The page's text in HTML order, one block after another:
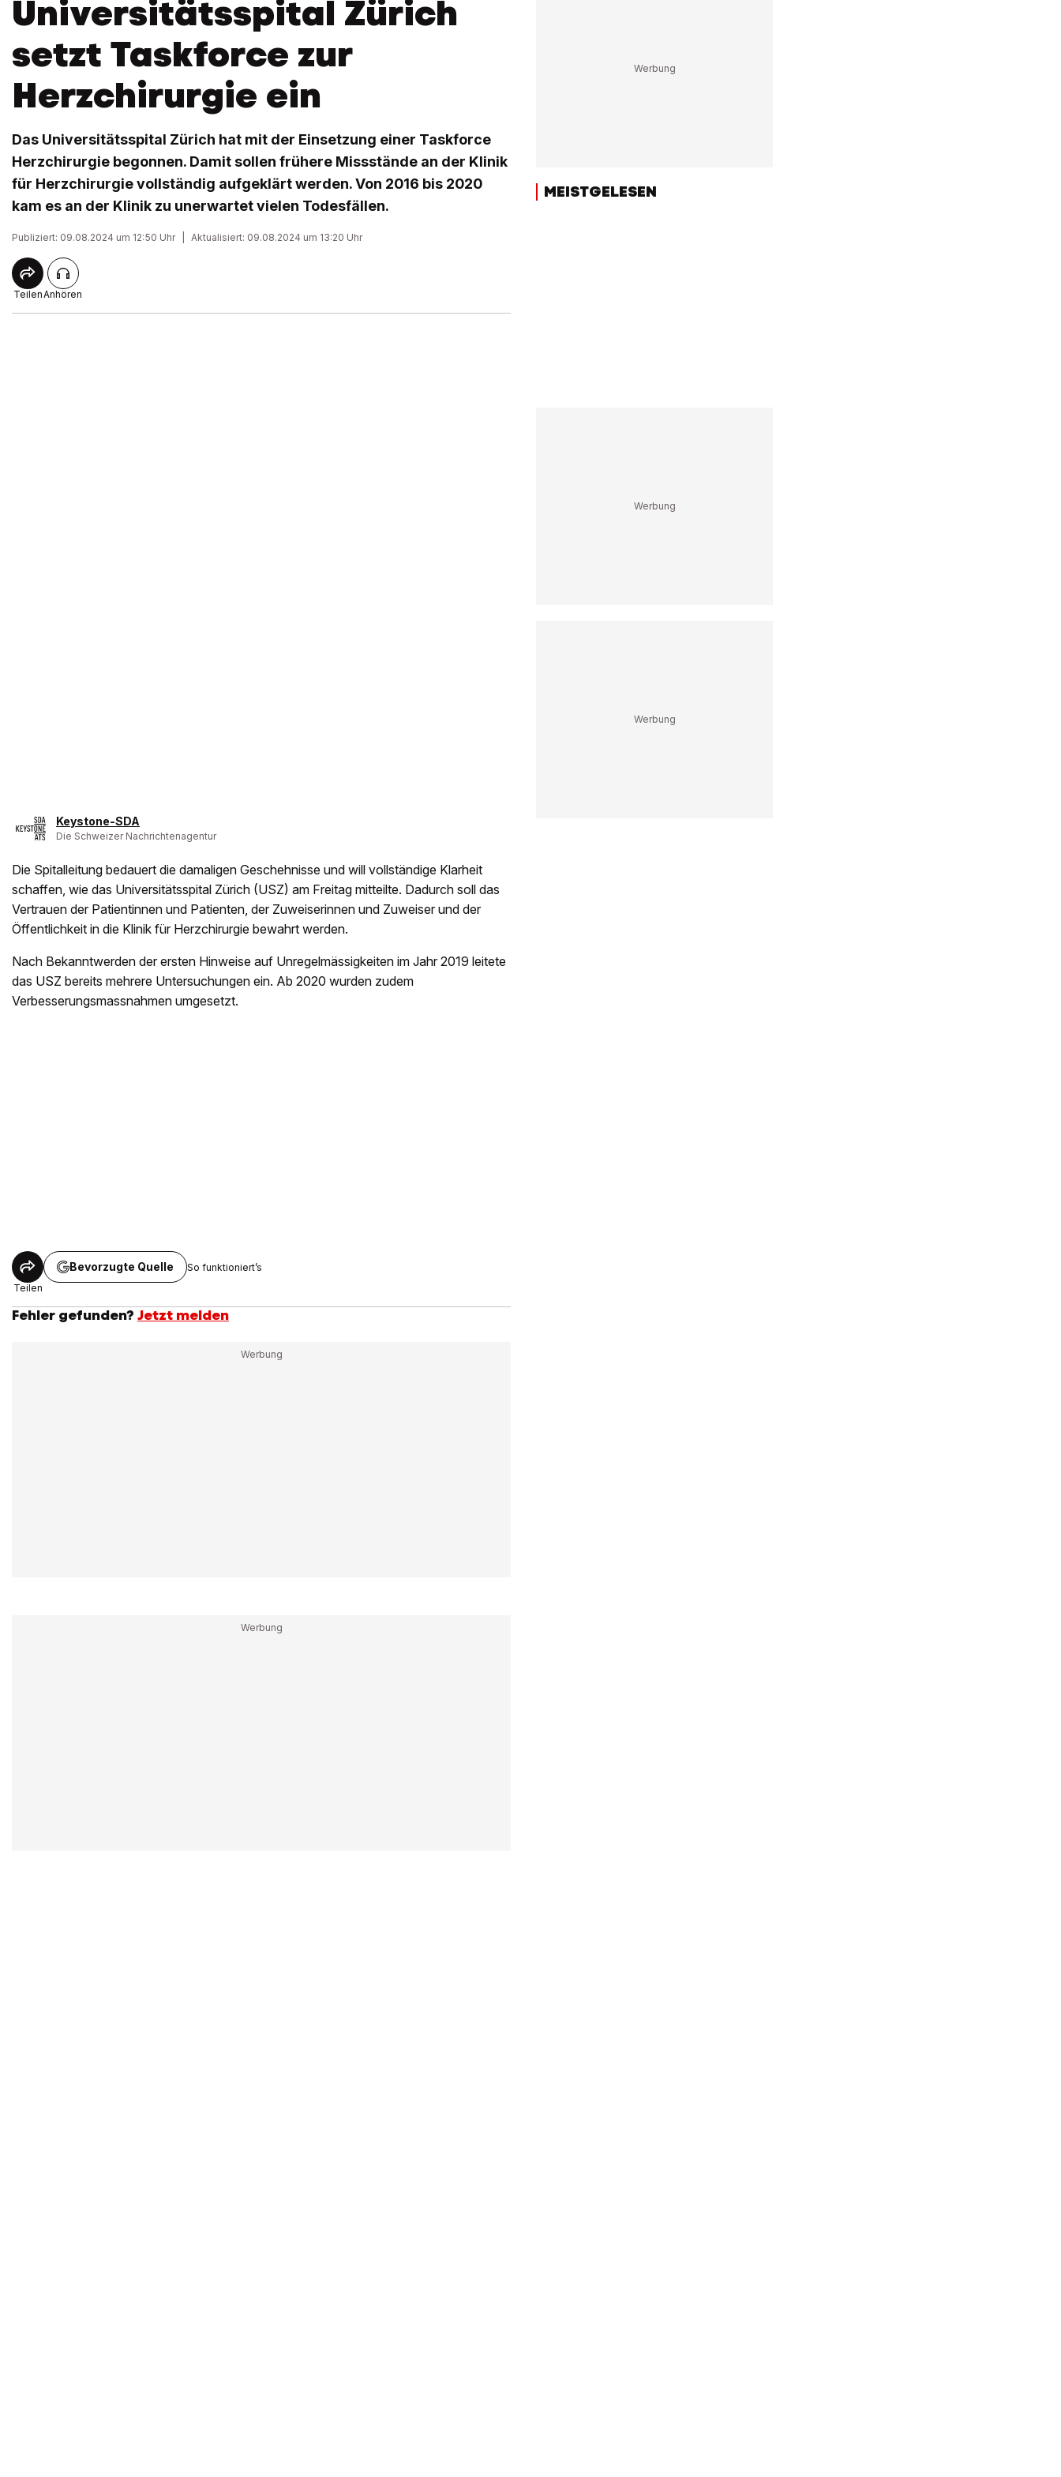
Universitätsspital Zürich
setzt Taskforce zur
Herzchirurgie ein
Das Universitätsspital Zürich hat mit der Einsetzung einer Taskforce
Herzchirurgie begonnen. Damit sollen frühere Missstände an der Klinik
für Herzchirurgie vollständig aufgeklärt werden. Von 2016 bis 2020
kam es an der Klinik zu unerwartet vielen Todesfällen.
Publiziert: 09.08.2024 um 12:50 Uhr Aktualisiert: 09.08.2024 um 13:20 Uhr
TeilenAnhören
Keystone-SDA
Die Schweizer Nachrichtenagentur
Die Spitalleitung bedauert die damaligen Geschehnisse und will vollständige Klarheit
schaffen, wie das Universitätsspital Zürich (USZ) am Freitag mitteilte. Dadurch soll das
Vertrauen der Patientinnen und Patienten, der Zuweiserinnen und Zuweiser und der
Öffentlichkeit in die Klinik für Herzchirurgie bewahrt werden.
Nach Bekanntwerden der ersten Hinweise auf Unregelmässigkeiten im Jahr 2019 leitete
das USZ bereits mehrere Untersuchungen ein. Ab 2020 wurden zudem
Verbesserungsmassnahmen umgesetzt.
Teilen
Bevorzugte Quelle So funktioniert’s
Fehler gefunden? Jetzt melden
MEISTGELESEN